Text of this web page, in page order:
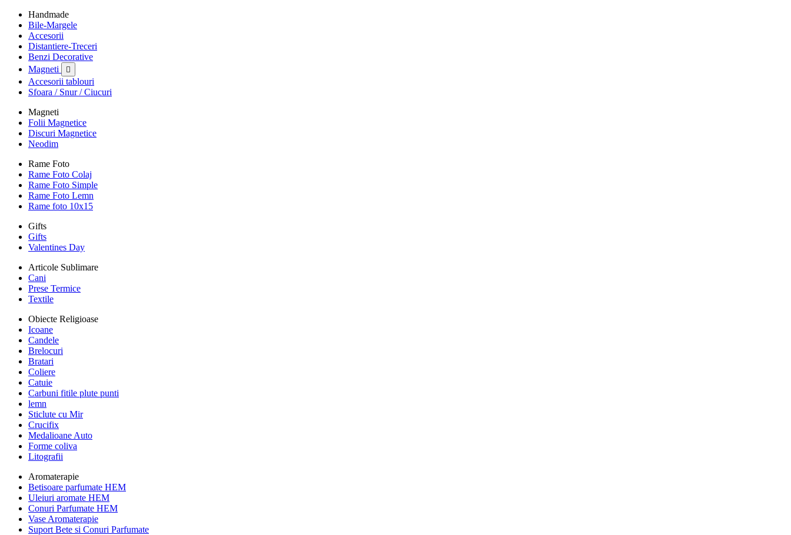
Handmade
Bile-Margele
Accesorii
Distantiere-Treceri
Benzi Decorative
Magneti

Accesorii tablouri
Sfoara / Snur / Ciucuri
Magneti
Folii Magnetice
Discuri Magnetice
Neodim
Rame Foto
Rame Foto Colaj
Rame Foto Simple
Rame Foto Lemn
Rame foto 10x15
Gifts
Gifts
Valentines Day
Articole Sublimare
Cani
Prese Termice
Textile
Obiecte Religioase
Icoane
Candele
Brelocuri
Bratari
Coliere
Catuie
Carbuni fitile plute punti
lemn
Sticlute cu Mir
Crucifix
Medalioane Auto
Forme coliva
Litografii
Aromaterapie
Betisoare parfumate HEM
Uleiuri aromate HEM
Conuri Parfumate HEM
Vase Aromaterapie
Suport Bete si Conuri Parfumate